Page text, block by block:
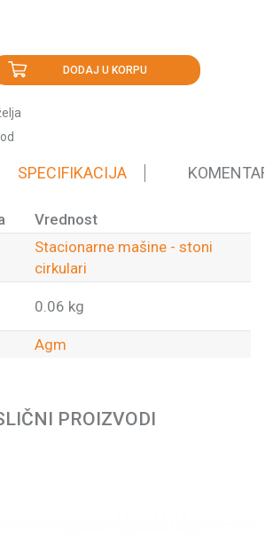
DODAJ U KORPU
SPECIFIKACIJA
Vrednost
Stacionarne mašine - stoni
cirkulari
0.06 kg
Agm
PROIZVODI